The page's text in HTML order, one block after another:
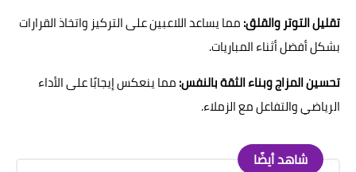
تقليل التوتر والقلق:مما يساعد اللاعبين على التركيز واتخاذ القرارات
بشكل أفضل أثناء المباريات.
تحسين المزاج وبناء الثقة بالنفس:مما ينعكس إيجابًا على الأداء
الرياضي والتفاعل مع الزملاء.
شاهد أيضًا